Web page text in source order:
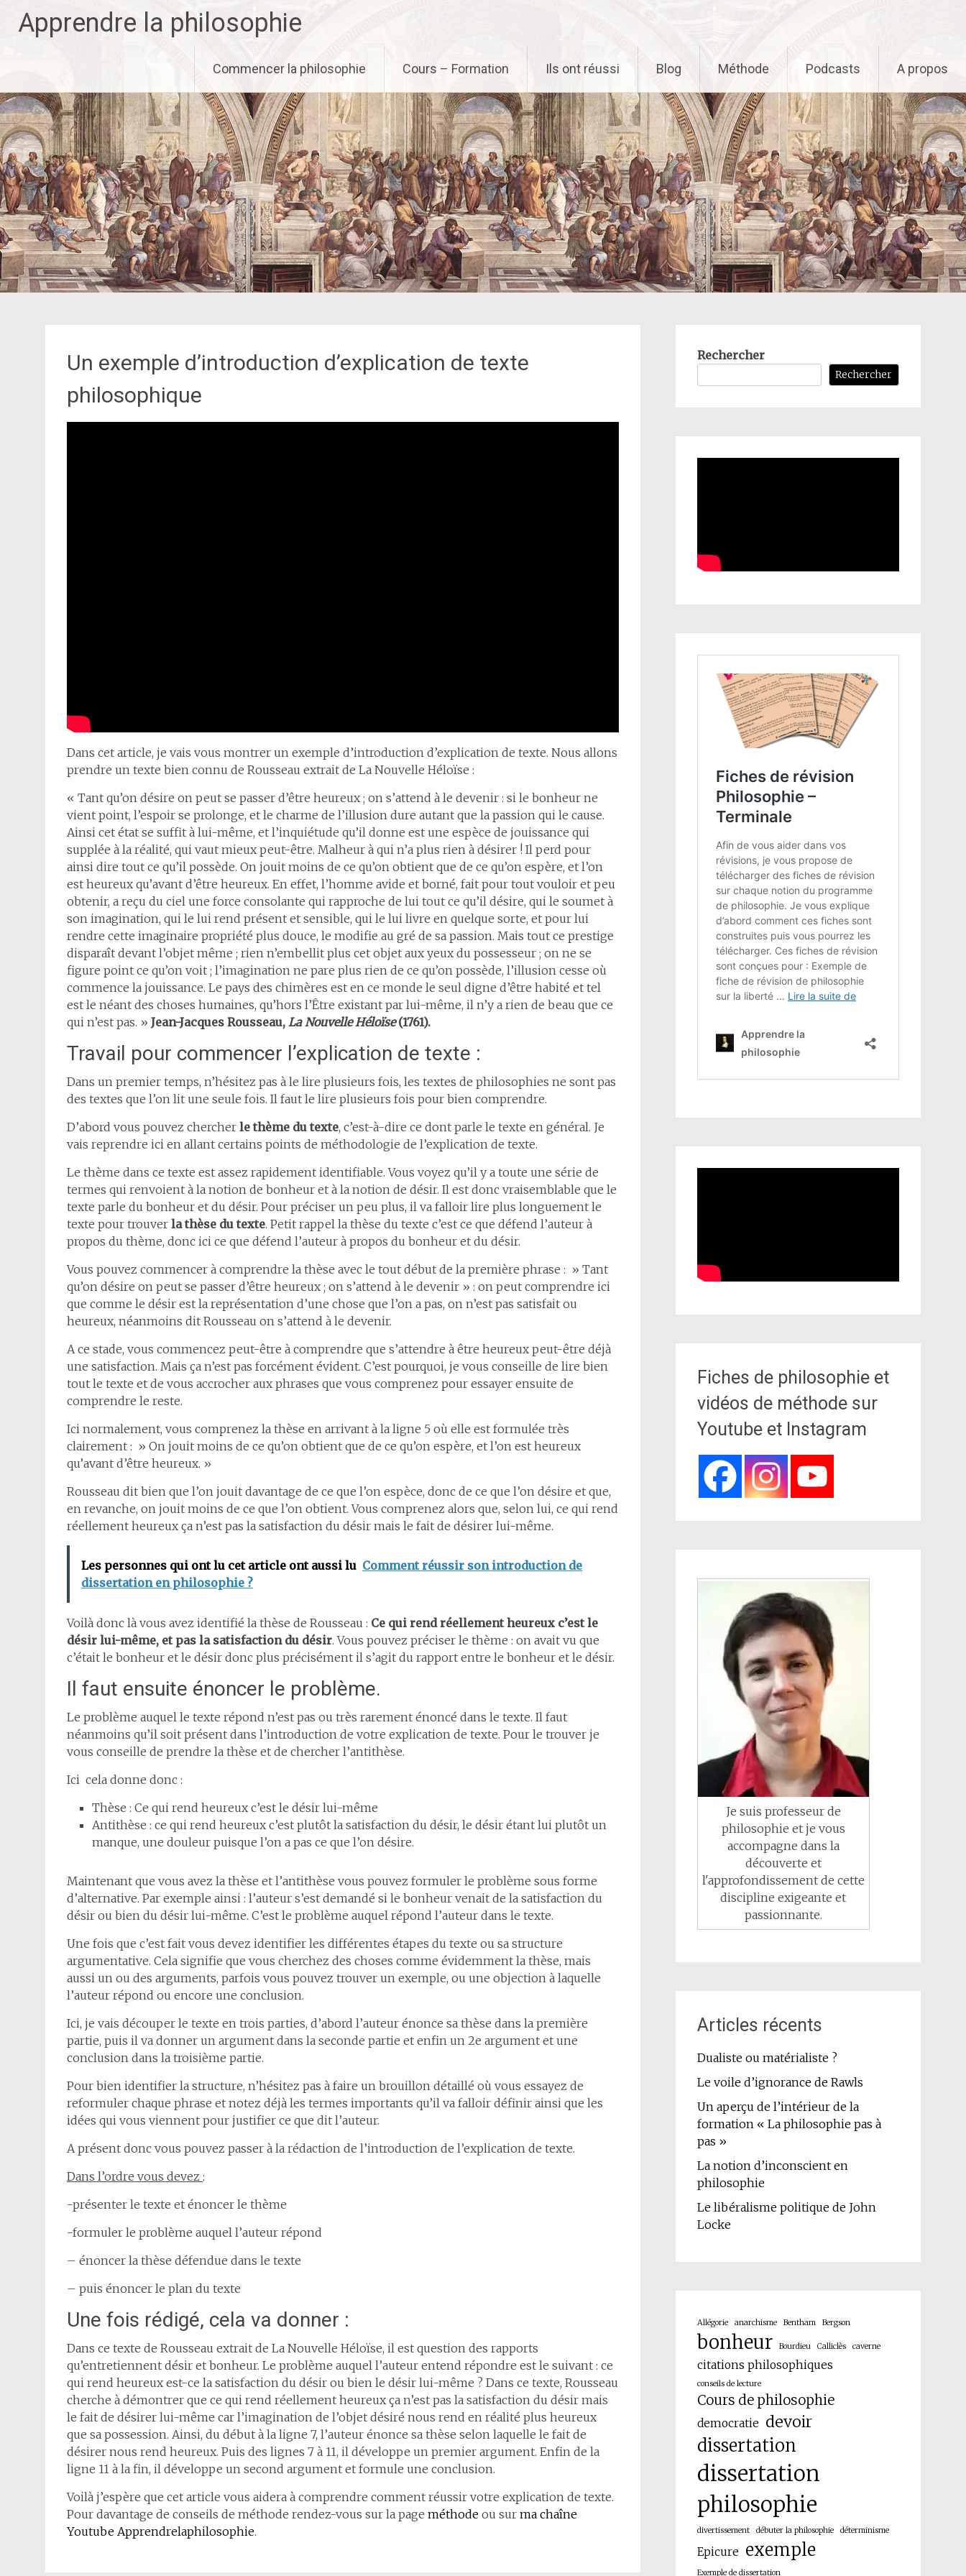
Apprendre la philosophie
Commencer la philosophie Cours – Formation Ils ont réussi Blog Méthode Podcasts A propos
Un exemple d’introduction d’explication de texte
philosophique
Dans cet article, je vais vous montrer un exemple d’introduction d’explication de texte. Nous allons
prendre un texte bien connu de Rousseau extrait de La Nouvelle Héloïse :
« Tant qu’on désire on peut se passer d’être heureux ; on s’attend à le devenir : si le bonheur ne
vient point, l’espoir se prolonge, et le charme de l’illusion dure autant que la passion qui le cause.
Ainsi cet état se suffit à lui-même, et l’inquiétude qu’il donne est une espèce de jouissance qui
supplée à la réalité, qui vaut mieux peut-être. Malheur à qui n’a plus rien à désirer ! Il perd pour
ainsi dire tout ce qu’il possède. On jouit moins de ce qu’on obtient que de ce qu’on espère, et l’on
est heureux qu’avant d’être heureux. En effet, l’homme avide et borné, fait pour tout vouloir et peu
obtenir, a reçu du ciel une force consolante qui rapproche de lui tout ce qu’il désire, qui le soumet à
son imagination, qui le lui rend présent et sensible, qui le lui livre en quelque sorte, et pour lui
rendre cette imaginaire propriété plus douce, le modifie au gré de sa passion. Mais tout ce prestige
disparaît devant l’objet même ; rien n’embellit plus cet objet aux yeux du possesseur ; on ne se
figure point ce qu’on voit ; l’imagination ne pare plus rien de ce qu’on possède, l’illusion cesse où
commence la jouissance. Le pays des chimères est en ce monde le seul digne d’être habité et tel
est le néant des choses humaines, qu’hors l’Être existant par lui-même, il n’y a rien de beau que ce
qui n’est pas. » Jean-Jacques Rousseau, La Nouvelle Héloïse(1761).
Travail pour commencer l’explication de texte :
Dans un premier temps, n’hésitez pas à le lire plusieurs fois, les textes de philosophies ne sont pas
des textes que l’on lit une seule fois. Il faut le lire plusieurs fois pour bien comprendre.
D’abord vous pouvez chercher le thème du texte, c’est-à-dire ce dont parle le texte en général. Je
vais reprendre ici en allant certains points de méthodologie de l’explication de texte.
Le thème dans ce texte est assez rapidement identifiable. Vous voyez qu’il y a toute une série de
termes qui renvoient à la notion de bonheur et à la notion de désir. Il est donc vraisemblable que le
texte parle du bonheur et du désir. Pour préciser un peu plus, il va falloir lire plus longuement le
texte pour trouver la thèse du texte. Petit rappel la thèse du texte c’est ce que défend l’auteur à
propos du thème, donc ici ce que défend l’auteur à propos du bonheur et du désir.
Vous pouvez commencer à comprendre la thèse avec le tout début de la première phrase : » Tant
qu’on désire on peut se passer d’être heureux ; on s’attend à le devenir » : on peut comprendre ici
que comme le désir est la représentation d’une chose que l’on a pas, on n’est pas satisfait ou
heureux, néanmoins dit Rousseau on s’attend à le devenir.
A ce stade, vous commencez peut-être à comprendre que s’attendre à être heureux peut-être déjà
une satisfaction. Mais ça n’est pas forcément évident. C’est pourquoi, je vous conseille de lire bien
tout le texte et de vous accrocher aux phrases que vous comprenez pour essayer ensuite de
comprendre le reste.
Ici normalement, vous comprenez la thèse en arrivant à la ligne 5 où elle est formulée très
clairement : » On jouit moins de ce qu’on obtient que de ce qu’on espère, et l’on est heureux
qu’avant d’être heureux. »
Rousseau dit bien que l’on jouit davantage de ce que l’on espèce, donc de ce que l’on désire et que,
en revanche, on jouit moins de ce que l’on obtient. Vous comprenez alors que, selon lui, ce qui rend
réellement heureux ça n’est pas la satisfaction du désir mais le fait de désirer lui-même.
Les personnes qui ont lu cet article ont aussi lu Comment réussir son introduction de
dissertation en philosophie ?
Voilà donc là vous avez identifié la thèse de Rousseau : Ce qui rend réellement heureux c’est le
désir lui-même, et pas la satisfaction du désir. Vous pouvez préciser le thème : on avait vu que
c’était le bonheur et le désir donc plus précisément il s’agit du rapport entre le bonheur et le désir.
Il faut ensuite énoncer le problème.
Le problème auquel le texte répond n’est pas ou très rarement énoncé dans le texte. Il faut
néanmoins qu’il soit présent dans l’introduction de votre explication de texte. Pour le trouver je
vous conseille de prendre la thèse et de chercher l’antithèse.
Ici cela donne donc :
Thèse : Ce qui rend heureux c’est le désir lui-même
Antithèse : ce qui rend heureux c’est plutôt la satisfaction du désir, le désir étant lui plutôt un
manque, une douleur puisque l’on a pas ce que l’on désire.
Maintenant que vous avez la thèse et l’antithèse vous pouvez formuler le problème sous forme
d’alternative. Par exemple ainsi : l’auteur s’est demandé si le bonheur venait de la satisfaction du
désir ou bien du désir lui-même. C’est le problème auquel répond l’auteur dans le texte.
Une fois que c’est fait vous devez identifier les différentes étapes du texte ou sa structure
argumentative. Cela signifie que vous cherchez des choses comme évidemment la thèse, mais
aussi un ou des arguments, parfois vous pouvez trouver un exemple, ou une objection à laquelle
l’auteur répond ou encore une conclusion.
Ici, je vais découper le texte en trois parties, d’abord l’auteur énonce sa thèse dans la première
partie, puis il va donner un argument dans la seconde partie et enfin un 2e argument et une
conclusion dans la troisième partie.
Pour bien identifier la structure, n’hésitez pas à faire un brouillon détaillé où vous essayez de
reformuler chaque phrase et notez déjà les termes importants qu’il va falloir définir ainsi que les
idées qui vous viennent pour justifier ce que dit l’auteur.
A présent donc vous pouvez passer à la rédaction de l’introduction de l’explication de texte.
Dans l’ordre vous devez :
-présenter le texte et énoncer le thème
-formuler le problème auquel l’auteur répond
– énoncer la thèse défendue dans le texte
– puis énoncer le plan du texte
Une fois rédigé, cela va donner :
Dans ce texte de Rousseau extrait de La Nouvelle Héloïse, il est question des rapports
qu’entretiennent désir et bonheur. Le problème auquel l’auteur entend répondre est le suivant : ce
qui rend heureux est-ce la satisfaction du désir ou bien le désir lui-même ? Dans ce texte, Rousseau
cherche à démontrer que ce qui rend réellement heureux ça n’est pas la satisfaction du désir mais
le fait de désirer lui-même car l’imagination de l’objet désiré nous rend en réalité plus heureux
que sa possession. Ainsi, du début à la ligne 7, l’auteur énonce sa thèse selon laquelle le fait de
désirer nous rend heureux. Puis des lignes 7 à 11, il développe un premier argument. Enfin de la
ligne 11 à la fin, il développe un second argument et formule une conclusion.
Voilà j’espère que cet article vous aidera à comprendre comment réussir votre explication de texte.
Pour davantage de conseils de méthode rendez-vous sur la page méthode ou sur ma chaîne
Youtube Apprendrelaphilosophie.
Rechercher
Rechercher
Fiches de philosophie et
vidéos de méthode sur
Youtube et Instagram
Je suis professeur de
philosophie et je vous
accompagne dans la
découverte et
l'approfondissement de cette
discipline exigeante et
passionnante.
Articles récents
Dualiste ou matérialiste ?
Le voile d’ignorance de Rawls
Un aperçu de l’intérieur de la
formation « La philosophie pas à
pas »
La notion d’inconscient en
philosophie
Le libéralisme politique de John
Locke
Allégorie anarchisme Bentham Bergson
bonheur Bourdieu Calliclès caverne
citations philosophiques
conseils de lecture
Cours de philosophie
democratie devoir
dissertation
dissertation
philosophie
divertissement débuter la philosophie déterminisme
Epicure exemple
Exemple de dissertation